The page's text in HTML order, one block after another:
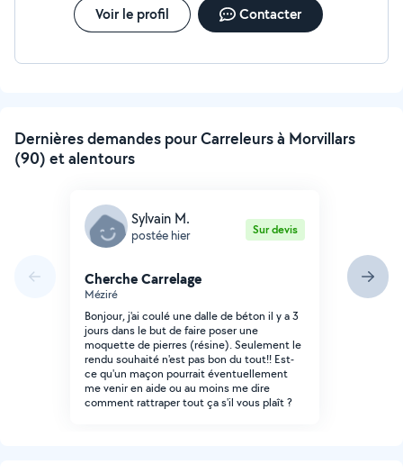
Voir le profil Contacter
Dernières demandes pour Carreleurs à Morvillars
(90) et alentours
Sylvain M.
postée hier Sur devis
Cherche Carrelage
Méziré
Bonjour, j'ai coulé une dalle de béton il y a 3
jours dans le but de faire poser une
moquette de pierres (résine). Seulement le
rendu souhaité n'est pas bon du tout!! Est-
ce qu'un maçon pourrait éventuellement
me venir en aide ou au moins me dire
comment rattraper tout ça s'il vous plaît ?